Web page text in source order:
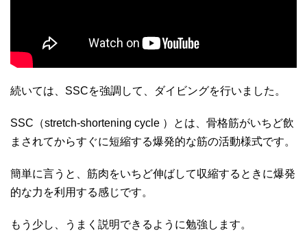
続いては、SSCを強調して、ダイビングを行いました。
SSC（stretch-shortening cycle ）とは、骨格筋がいちど飲
まされてからすぐに短縮する爆発的な筋の活動様式です。
簡単に言うと、筋肉をいちど伸ばして収縮するときに爆発
的な力を利用する感じです。
もう少し、うまく説明できるように勉強します。